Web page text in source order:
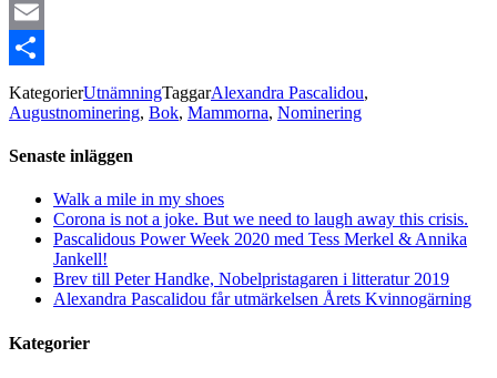
LinkedIn
Email
Dela
KategorierUtnämningTaggarAlexandra Pascalidou,
Augustnominering, Bok, Mammorna, Nominering
Senaste inläggen
Walk a mile in my shoes
Corona is not a joke. But we need to laugh away this crisis.
Pascalidous Power Week 2020 med Tess Merkel & Annika
Jankell!
Brev till Peter Handke, Nobelpristagaren i litteratur 2019
Alexandra Pascalidou får utmärkelsen Årets Kvinnogärning
Kategorier